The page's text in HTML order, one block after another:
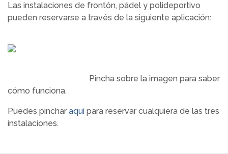
Las instalaciones de frontón, pádel y polideportivo
pueden reservarse a través de la siguiente aplicación:
Pincha sobre la imagen para saber
cómo funciona.
Puedes pinchar aquí para reservar cualquiera de las tres
instalaciones.